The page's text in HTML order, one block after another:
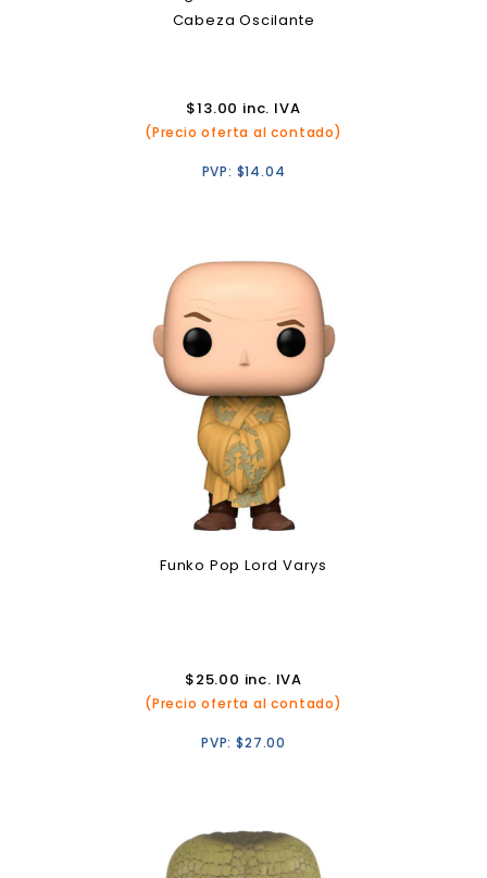
Cabeza Oscilante
$13.00 inc. IVA
(Precio oferta al contado)
PVP: $14.04
Funko Pop Lord Varys
$25.00 inc. IVA
(Precio oferta al contado)
PVP:$27.00